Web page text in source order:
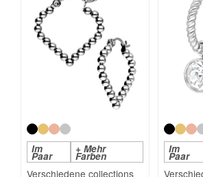
Im
Paar
+ Mehr
Farben
Im
Paar